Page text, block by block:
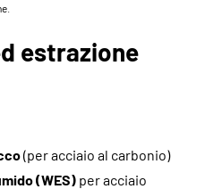
estrazione
(per acciaio al carbonio)
(WES) per acciaio